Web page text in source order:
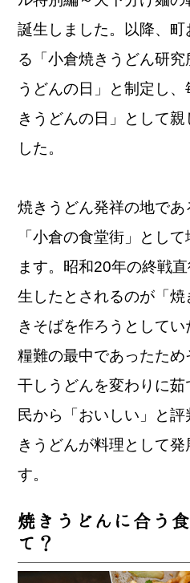
誕生しました。以降、
る「小倉焼きうどん研
うどんの日」と制定し
きうどんの日」として
した。
焼きうどん発祥の地であ
「小倉の食堂街」とし
ます。昭和20年の終戦
生したとされるのが「
きそばを作ろうとして
糧難の最中であったため
干しうどんを変わりに
民から「おいしい」と
きうどんが料理として
す。
焼きうどんに合う
て？